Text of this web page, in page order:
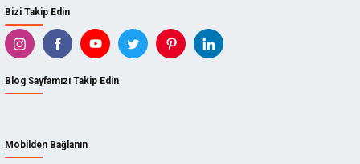
Bizi Takip Edin
Blog Sayfamızı Takip Edin
Mobilden Bağlanın